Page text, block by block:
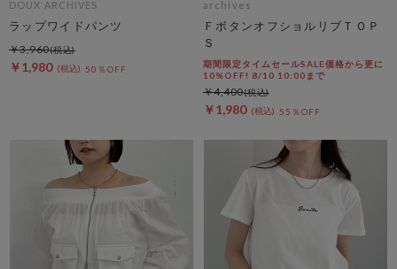
DOUX ARCHIVES
ラップワイドパンツ
￥1,980 50％OFF
￥3,960
archives
ＦボタンオフショルリブＴＯＰ
Ｓ
期間限定タイムセールSALE価格から更に
10%OFF! 8/10 10:00まで
￥1,980 55％OFF
￥4,400